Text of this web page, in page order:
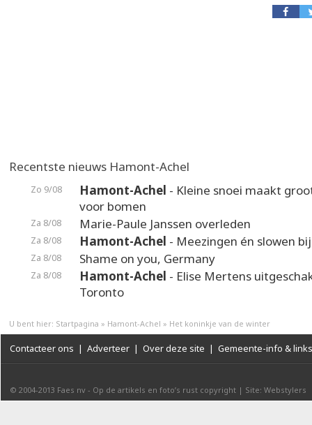
Recentste nieuws Hamont-Achel
Zo 9/08 Hamont-Achel - Kleine snoei maakt
voor bomen
Za 8/08 Marie-Paule Janssen overleden
Za 8/08 Hamont-Achel - Meezingen én slowen
Za 8/08 Shame on you, Germany
Za 8/08 Hamont-Achel - Elise Mertens
Toronto
U bent hier: Startpagina » Hamont-Achel » Het koninkje van de winter
Contacteer ons | Adverteer | Over deze site | Gemeente-info & links
© 2004-2013 Faes nv - Op de artikels en foto’s rust copyright | Site: Webstylers